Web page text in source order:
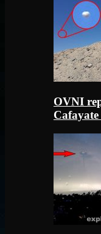
OVNI